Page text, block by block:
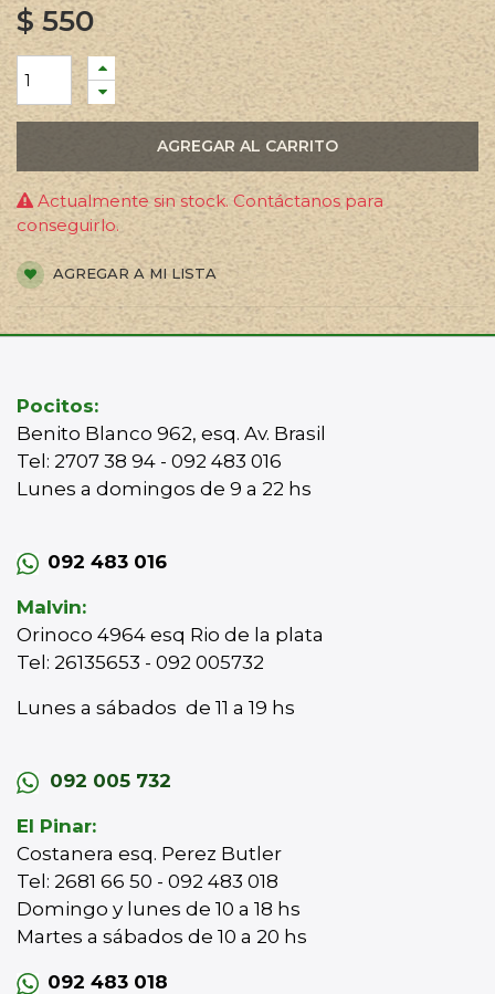
$550
AGREGAR AL CARRITO
Actualmente sin stock. Contáctanos para
conseguirlo.
AGREGAR A MI LISTA
Pocitos:
Benito Blanco 962, esq. Av. Brasil
Tel: 2707 38 94 - 092 483 016
Lunes a domingos de 9 a 22 hs
092 483 016
Malvin:
Orinoco 4964 esq Rio de la plata
Tel: 26135653 - 092 005732
Lunes a sábados de 11 a 19 hs
092 005 732
El Pinar:
Costanera esq. Perez Butler
Tel: 2681 66 50 - 092 483 018
Domingo y lunes de 10 a 18 hs
Martes a sábados de 10 a 20 hs
092 483 018